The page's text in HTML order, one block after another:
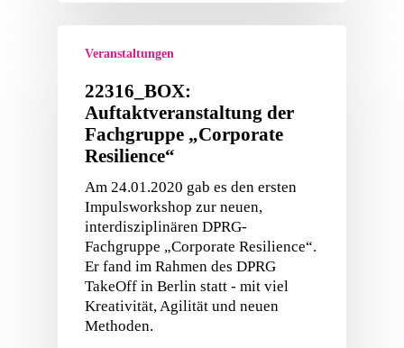
Veranstaltungen
22316_BOX:
Auftaktveranstaltung der
Fachgruppe „Corporate
Resilience“
Am 24.01.2020 gab es den ersten
Impulsworkshop zur neuen,
interdisziplinären DPRG-
Fachgruppe „Corporate Resilience“.
Er fand im Rahmen des DPRG
TakeOff in Berlin statt - mit viel
Kreativität, Agilität und neuen
Methoden.